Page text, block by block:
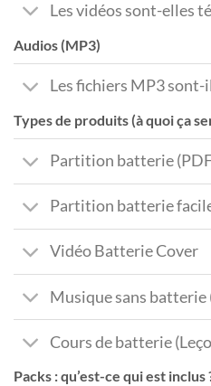
Les vidéos sont-elles
Audios (MP3)
Les fichiers MP3 sont-
Types de produits (à quoi ça
Partition batterie
Partition batterie
Vidéo Batterie Cover
Musique sans batterie
Cours de batterie
Packs : qu’est-ce qui est inclus